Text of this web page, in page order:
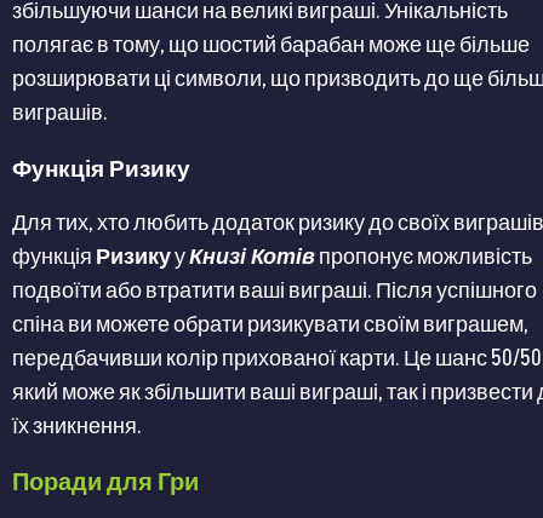
збільшуючи шанси на великі виграші. Унікальність
полягає в тому, що шостий барабан може ще більше
розширювати ці символи, що призводить до ще
виграшів.
Функція Ризику
Для тих, хто любить додаток ризику до своїх
функція РизикууКнизі Котівпропонує можливість
подвоїти або втратити ваші виграші. Після успішного
спіна ви можете обрати ризикувати своїм виграшем,
передбачивши колір прихованої карти. Це шанс 50/
який може як збільшити ваші виграші, так і призвести
їх зникнення.
Поради для Гри